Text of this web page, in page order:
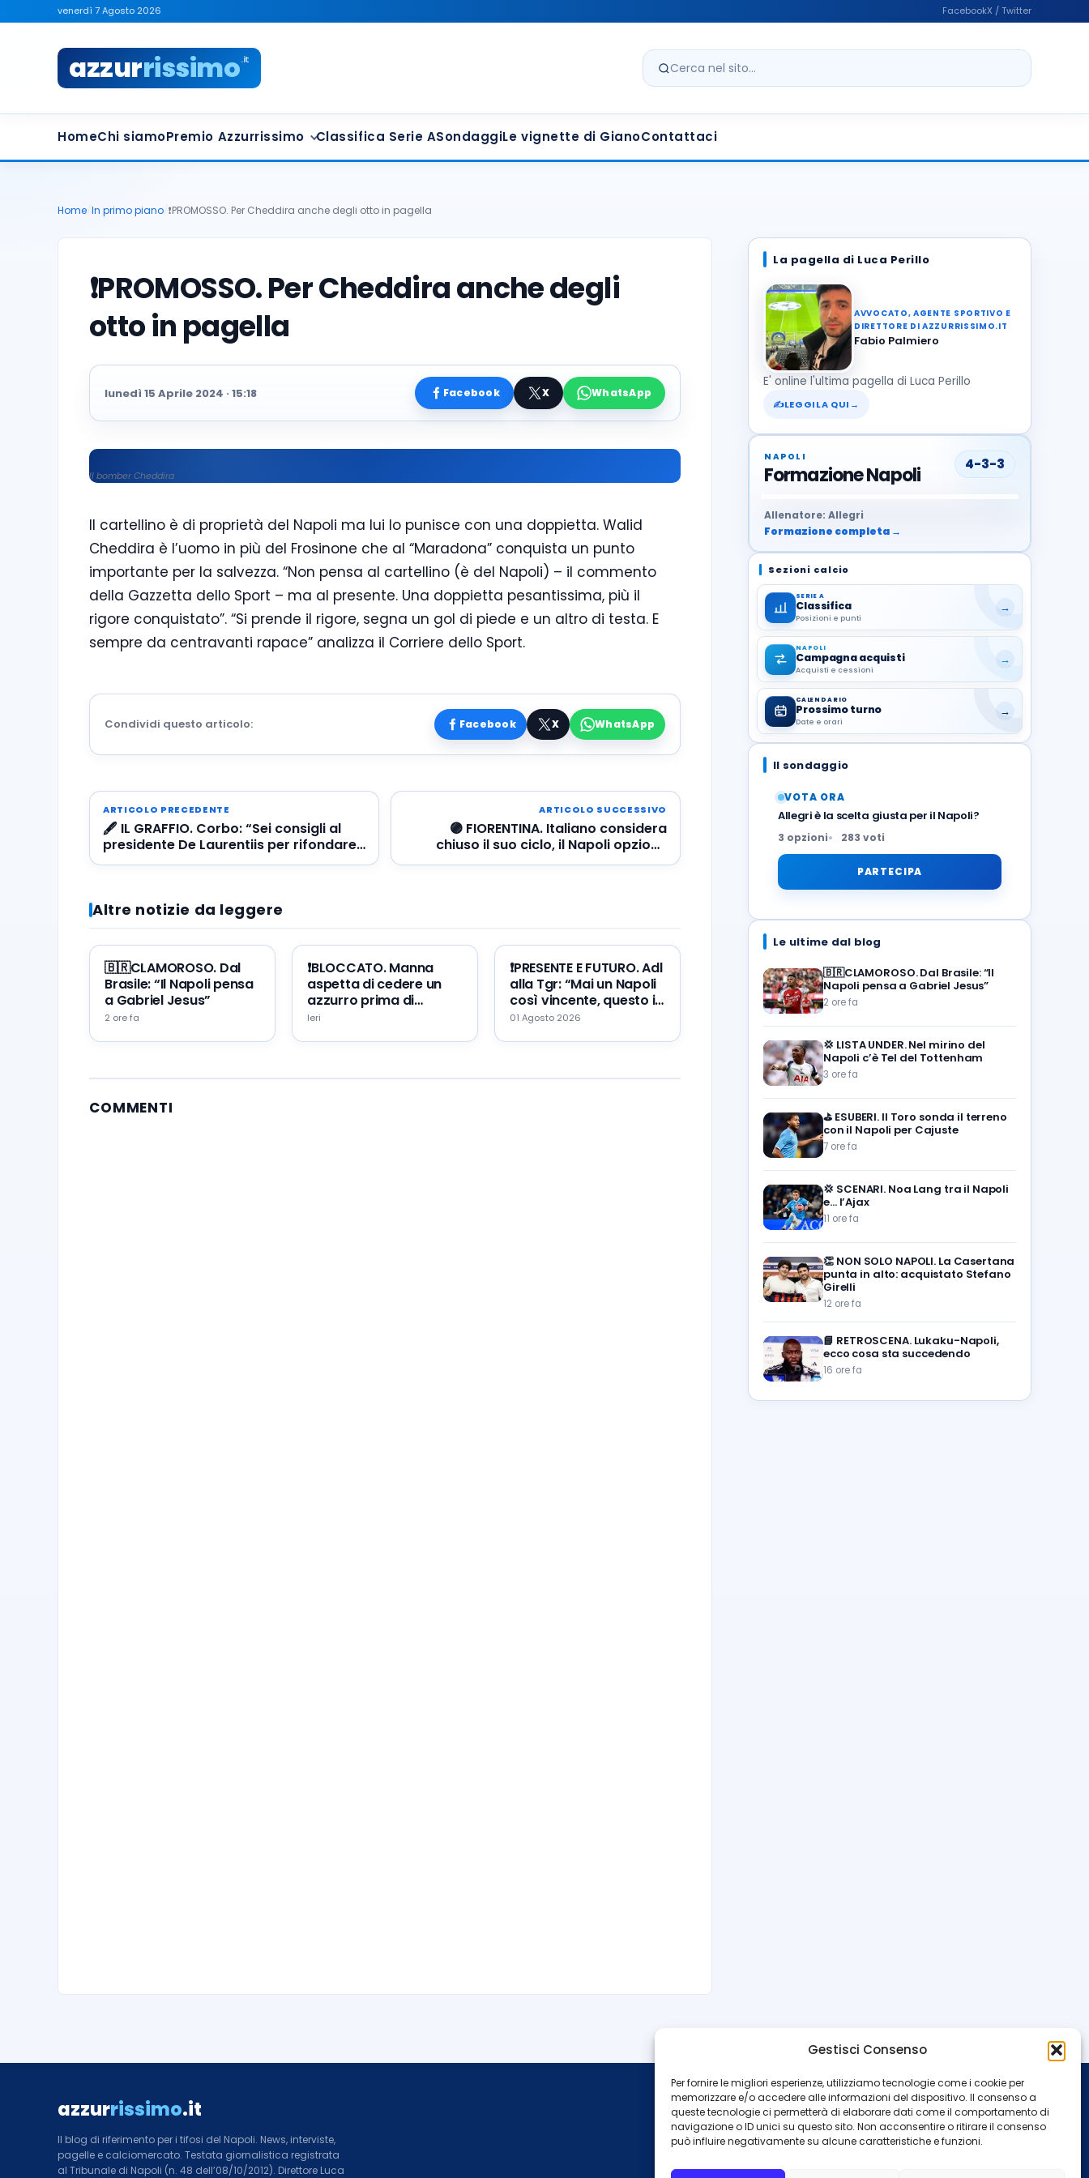
Gestisci Consenso
Per fornire le migliori esperienze, utilizziamo tecnologie come i cookie per
memorizzare e/o accedere alle informazioni del dispositivo. Il consenso a
queste tecnologie ci permetterà di elaborare dati come il comportamento di
navigazione o ID unici su questo sito. Non acconsentire o ritirare il consenso
può influire negativamente su alcune caratteristiche e funzioni.
venerdì 7 Agosto 2026 FacebookX / Twitter
azzurrissimo.it
Cerca nel sito
HomeChi siamoPremio Azzurrissimo Classifica Serie ASondaggiLe vignette di GianoContattaci
Home In primo piano ❗️PROMOSSO. Per Cheddira anche degli otto in pagella
❗️PROMOSSO. Per Cheddira anche degli
otto in pagella
lunedì 15 Aprile 2024 · 15:18 Facebook X WhatsApp
Il bomber Cheddira
Il cartellino è di proprietà del Napoli ma lui lo punisce con una doppietta. Walid
Cheddira è l’uomo in più del Frosinone che al “Maradona” conquista un punto
importante per la salvezza. “Non pensa al cartellino (è del Napoli) – il commento
della Gazzetta dello Sport – ma al presente. Una doppietta pesantissima, più il
rigore conquistato”. “Si prende il rigore, segna un gol di piede e un altro di testa. E
sempre da centravanti rapace” analizza il Corriere dello Sport.
Condividi questo articolo: Facebook X WhatsApp
ARTICOLO PRECEDENTE
🖋️ IL GRAFFIO. Corbo: “Sei consigli al
presidente De Laurentiis per rifondare
il Napoli”
ARTICOLO SUCCESSIVO
🟣 FIORENTINA. Italiano considera
chiuso il suo ciclo, il Napoli opzione
possibile
Altre notizie da leggere
🇧🇷CLAMOROSO. Dal
Brasile: “Il Napoli pensa
a Gabriel Jesus”
2 ore fa
❗️BLOCCATO. Manna
aspetta di cedere un
azzurro prima di
portare Zeballos al
Ieri
❗️PRESENTE E FUTURO. Adl
alla Tgr: “Mai un Napoli
così vincente, questo il
mio errore ed il mio
01 Agosto 2026
COMMENTI
La pagella di Luca Perillo
AVVOCATO, AGENTE SPORTIVO E
DIRETTORE DI AZZURRISSIMO.IT
Fabio Palmiero
E' online l'ultima pagella di Luca Perillo
✍LEGGILA QUI →
NAPOLI
Formazione Napoli 4-3-3
Allenatore: Allegri
Formazione completa →
Sezioni calcio
SERIE A
Classifica
Posizioni e punti
→
NAPOLI
Campagna acquisti
Acquisti e cessioni
→
CALENDARIO
Prossimo turno
Date e orari
→
Il sondaggio
VOTA ORA
Allegri è la scelta giusta per il Napoli?
3 opzioni 283 voti
PARTECIPA
Le ultime dal blog
🇧🇷CLAMOROSO. Dal Brasile: “Il
Napoli pensa a Gabriel Jesus”
2 ore fa
💢 LISTA UNDER. Nel mirino del
Napoli c’è Tel del Tottenham
3 ore fa
⛳ ESUBERI. Il Toro sonda il terreno
con il Napoli per Cajuste
7 ore fa
💢 SCENARI. Noa Lang tra il Napoli
e… l’Ajax
11 ore fa
👏 NON SOLO NAPOLI. La Casertana
punta in alto: acquistato Stefano
Girelli
12 ore fa
📘 RETROSCENA. Lukaku-Napoli,
ecco cosa sta succedendo
16 ore fa
azzurrissimo.it
Il blog di riferimento per i tifosi del Napoli. News, interviste,
pagelle e calciomercato. Testata giornalistica registrata
al Tribunale di Napoli (n. 48 dell’08/10/2012). Direttore Luca
INFO
Redazione
Contattaci